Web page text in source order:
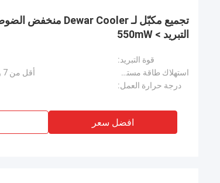
التبريد > 550mW
قوة التبريد:
استهلاك طاقة مستقر:
أقل من 7 وات (250 ميجاوات عند 77 كيلو عند 20 درجة مئوية)
درجة حرارة العمل:
افضل سعر